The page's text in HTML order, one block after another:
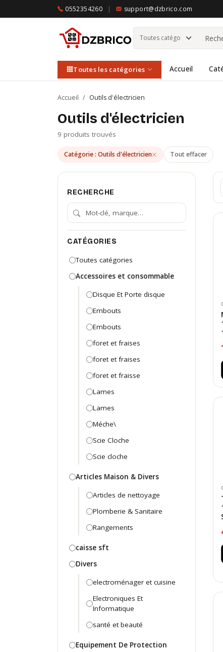
0552354260 | support@dzbrico.com
Toutes les catégories Accueil
Accueil / Outils d'électricien
Outils d'électricien
9 produits trouvés
Catégorie : Outils d'électricien Tout effacer
RECHERCHE
CATÉGORIES
Toutes catégories
Accessoires et consommable
Disque Et Porte disque
Embouts
Embouts
foret et fraises
foret et fraises
foret et fraisse
Lames
Lames
Méche\
Scie Cloche
Scie cloche
Articles Maison & Divers
Articles de nettoyage
Plomberie & Sanitaire
Rangements
caisse sft
Divers
electroménager et cuisine
Electroniques Et
Informatique
santé et beauté
Equipement De Protection